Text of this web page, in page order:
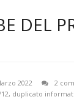
DEL
2022 2
, duplicato